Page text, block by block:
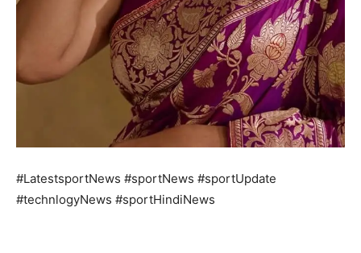
#LatestsportNews #sportNews #sportUpdate
#technlogyNews #sportHindiNews